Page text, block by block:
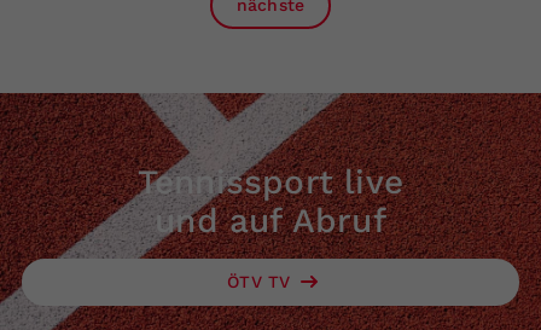
nächste
Tennissport live
und auf Abruf
ÖTV TV